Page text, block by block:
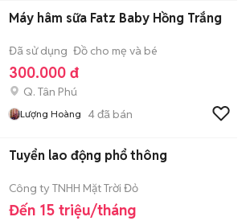
Máy hâm sữa Fatz Baby Hồng Trắng
Đã sử dụng Đồ cho mẹ và bé
300.000 đ
Q. Tân Phú
Lượng Hoàng 4đã bán
Tuyển lao động phổ thông
Công ty TNHH Mặt Trời Đỏ
Đến 15 triệu/tháng